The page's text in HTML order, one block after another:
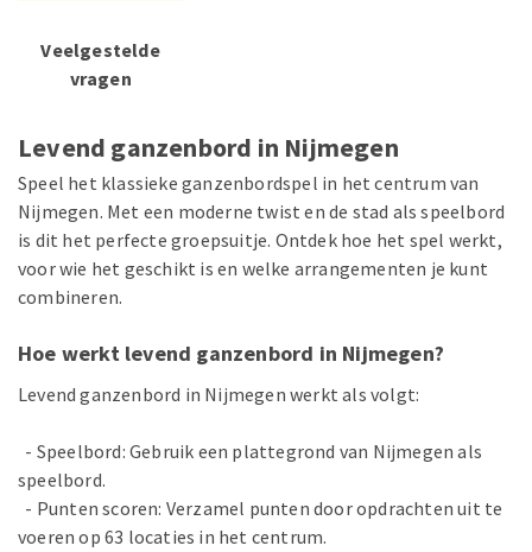
Veelgestelde
vragen
Levend ganzenbord in Nijmegen
Speel het klassieke ganzenbordspel in het centrum van
Nijmegen. Met een moderne twist en de stad als speelbord
is dit het perfecte groepsuitje. Ontdek hoe het spel werkt,
voor wie het geschikt is en welke arrangementen je kunt
combineren.
Hoe werkt levend ganzenbord in Nijmegen?
Levend ganzenbord in Nijmegen werkt als volgt:
- Speelbord: Gebruik een plattegrond van Nijmegen als
speelbord.
- Punten scoren: Verzamel punten door opdrachten uit te
voeren op 63 locaties in het centrum.